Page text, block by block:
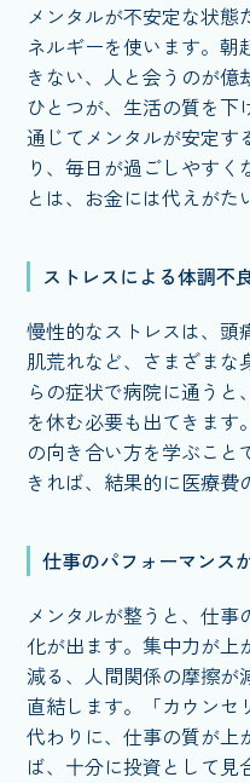
メンタルが不安定な状態
ネルギーを使います。朝
きない、人と会うのが億
ひとつが、生活の質を下
通じてメンタルが安定す
り、毎日が過ごしやす
とは、お金には代えがた
ストレスによる体調不
慢性的なストレスは、頭
肌荒れなど、さまざまな
らの症状で病院に通う
を休む必要も出てきます
の向き合い方を学ぶこと
きれば、結果的に医療費
仕事のパフォーマンス
メンタルが整うと、仕事
化が出ます。集中力が上
減る、人間関係の摩擦が
直結します。「カウンセ
代わりに、仕事の質が上
ば、十分に投資として見